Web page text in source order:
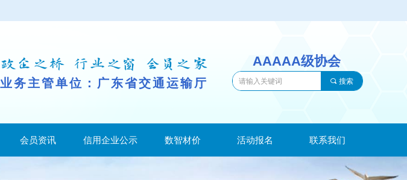
业务主管单位：广东省交通运输厅 끠 搜索
AAAAA级协会
会员资讯 信用企业公示 数智材价 活动报名 联系我们